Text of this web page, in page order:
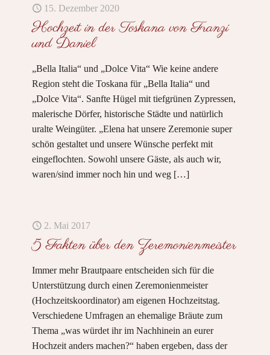
15. Dezember 2020
Hochzeit in der Toskana von Franzi
und Daniel
„Bella Italia“ und „Dolce Vita“ Wie keine andere
Region steht die Toskana für „Bella Italia“ und
„Dolce Vita“. Sanfte Hügel mit tiefgrünen Zypressen,
malerische Dörfer, historische Städte und natürlich
uralte Weingüter. „Elena hat unsere Zeremonie super
schön gestaltet und unsere Wünsche perfekt mit
eingeflochten. Sowohl unsere Gäste, als auch wir,
waren/sind immer noch hin und weg […]
2. Mai 2017
5 Fakten über den Zeremonienmeister
Immer mehr Brautpaare entscheiden sich für die
Unterstützung durch einen Zeremonienmeister
(Hochzeitskoordinator) am eigenen Hochzeitstag.
Verschiedene Umfragen an ehemalige Bräute zum
Thema „was würdet ihr im Nachhinein an eurer
Hochzeit anders machen?“ haben ergeben, dass der